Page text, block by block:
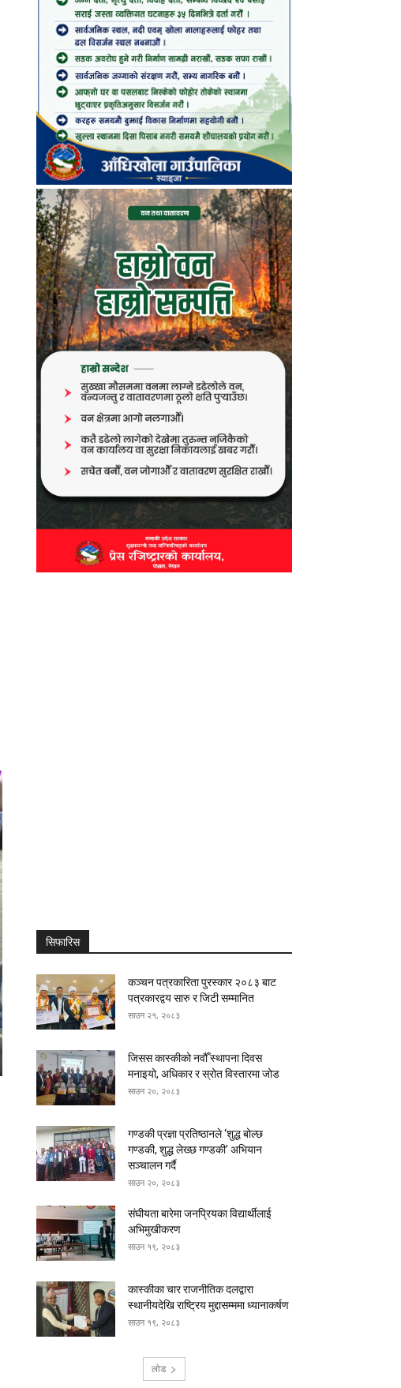
सिफारिस
कञ्चन पत्रकारिता पुरस्कार २०८३ बाट
पत्रकारद्वय सारु र जिटी सम्मानित
साउन २१, २०८३
जिसस कास्कीको नवौँ स्थापना दिवस
मनाइयो, अधिकार र स्रोत विस्तारमा जोड
साउन २०, २०८३
गण्डकी प्रज्ञा प्रतिष्ठानले ‘शुद्ध बोल्छ
गण्डकी, शुद्ध लेख्छ गण्डकी’ अभियान
सञ्चालन गर्दै
साउन २०, २०८३
संघीयता बारेमा जनप्रियका विद्यार्थीलाई
अभिमुखीकरण
साउन १९, २०८३
कास्कीका चार राजनीतिक दलद्वारा
स्थानीयदेखि राष्ट्रिय मुद्दासम्ममा ध्यानाकर्षण
साउन १९, २०८३
लोड